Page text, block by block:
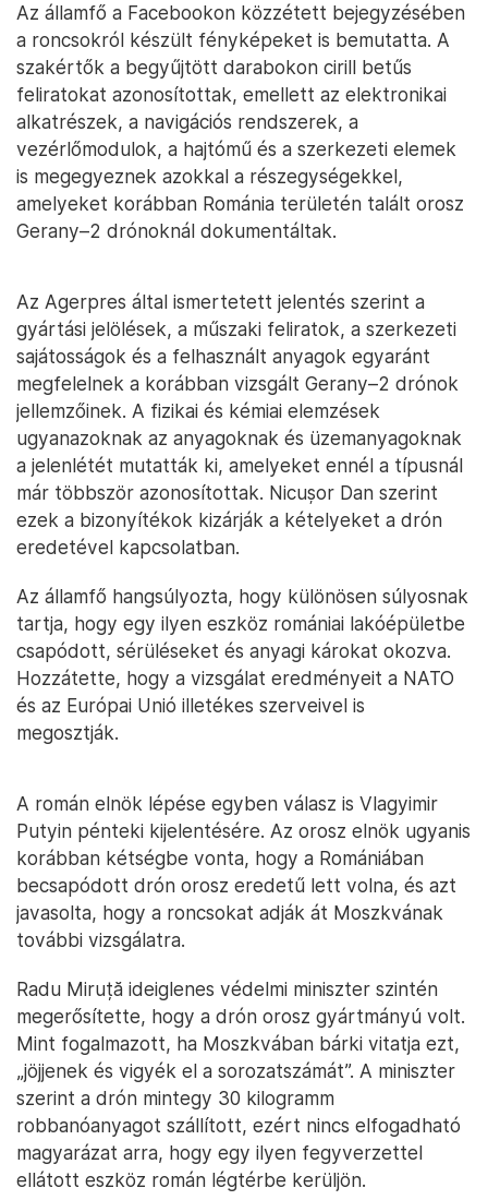
Az államfő a Facebookon közzétett bejegyzésében
a roncsokról készült fényképeket is bemutatta. A
szakértők a begyűjtött darabokon cirill betűs
feliratokat azonosítottak, emellett az elektronikai
alkatrészek, a navigációs rendszerek, a
vezérlőmodulok, a hajtómű és a szerkezeti elemek
is megegyeznek azokkal a részegységekkel,
amelyeket korábban Románia területén talált orosz
Gerany–2 drónoknál dokumentáltak.
Az Agerpres által ismertetett jelentés szerint a
gyártási jelölések, a műszaki feliratok, a szerkezeti
sajátosságok és a felhasznált anyagok egyaránt
megfelelnek a korábban vizsgált Gerany–2 drónok
jellemzőinek. A fizikai és kémiai elemzések
ugyanazoknak az anyagoknak és üzemanyagoknak
a jelenlétét mutatták ki, amelyeket ennél a típusnál
már többször azonosítottak. Nicușor Dan szerint
ezek a bizonyítékok kizárják a kételyeket a drón
eredetével kapcsolatban.
Az államfő hangsúlyozta, hogy különösen súlyosnak
tartja, hogy egy ilyen eszköz romániai lakóépületbe
csapódott, sérüléseket és anyagi károkat okozva.
Hozzátette, hogy a vizsgálat eredményeit a NATO
és az Európai Unió illetékes szerveivel is
megosztják.
A román elnök lépése egyben válasz is Vlagyimir
Putyin pénteki kijelentésére. Az orosz elnök ugyanis
korábban kétségbe vonta, hogy a Romániában
becsapódott drón orosz eredetű lett volna, és azt
javasolta, hogy a roncsokat adják át Moszkvának
további vizsgálatra.
Radu Miruță ideiglenes védelmi miniszter szintén
megerősítette, hogy a drón orosz gyártmányú volt.
Mint fogalmazott, ha Moszkvában bárki vitatja ezt,
„jöjjenek és vigyék el a sorozatszámát”. A miniszter
szerint a drón mintegy 30 kilogramm
robbanóanyagot szállított, ezért nincs elfogadható
magyarázat arra, hogy egy ilyen fegyverzettel
ellátott eszköz román légtérbe kerüljön.